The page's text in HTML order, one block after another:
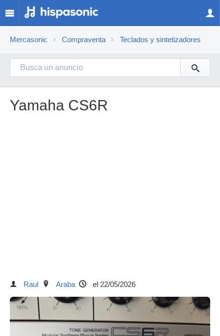
Mercasonic Compraventa Teclados y sintetizadores
Yamaha CS6R
Raul Araba el 22/05/2026